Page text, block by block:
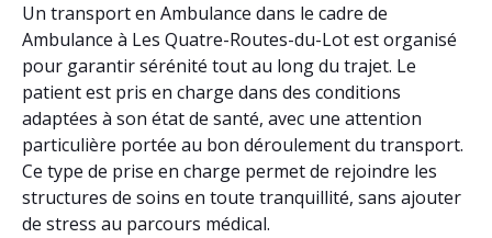
Un transport en Ambulance dans le cadre de
Ambulance à Les Quatre-Routes-du-Lot est organisé
pour garantir sérénité tout au long du trajet. Le
patient est pris en charge dans des conditions
adaptées à son état de santé, avec une attention
particulière portée au bon déroulement du transport.
Ce type de prise en charge permet de rejoindre les
structures de soins en toute tranquillité, sans ajouter
de stress au parcours médical.